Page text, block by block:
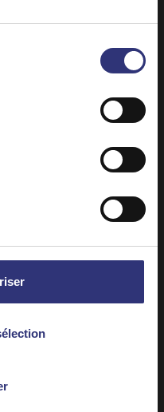
mondial des
ce cadre, pour chaque
Tilda acheté,
mamans et femmes
permis d'offrir
le besoin.